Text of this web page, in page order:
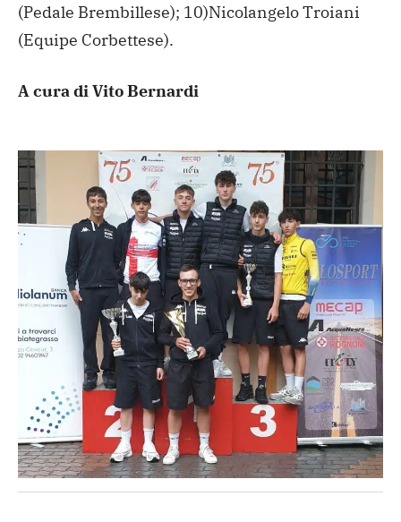
(Pedale Brembillese); 10)Nicolangelo Troiani
(Equipe Corbettese).
A cura di Vito Bernardi